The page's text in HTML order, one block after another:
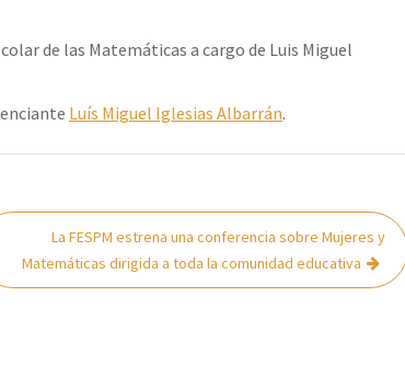
de las Matemáticas a cargo de Luis Miguel
Luís Miguel Iglesias Albarrán.
La FESPM estrena una conferencia sobre Mujeres y
Matemáticas dirigida a toda la comunidad educativa